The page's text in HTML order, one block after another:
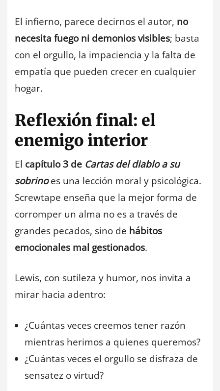
El infierno, parece decirnos el autor, no
necesita fuego ni demonios visibles; basta
con el orgullo, la impaciencia y la falta de
empatía que pueden crecer en cualquier
hogar.
Reflexión final: el
enemigo interior
El capítulo 3 de Cartas del diablo a su
sobrinoes una lección moral y psicológica.
Screwtape enseña que la mejor forma de
corromper un alma no es a través de
grandes pecados, sino de hábitos
emocionales mal gestionados.
Lewis, con sutileza y humor, nos invita a
mirar hacia adentro:
¿Cuántas veces creemos tener razón
mientras herimos a quienes queremos?
¿Cuántas veces el orgullo se disfraza de
sensatez o virtud?